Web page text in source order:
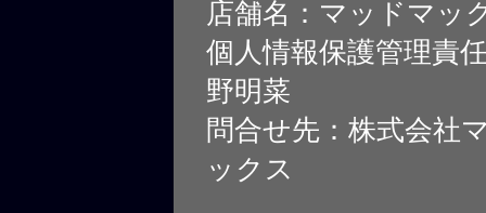
店舗名：マッドマッ
個人情報保護管理責
野明菜
問合せ先：株式会社
ックス